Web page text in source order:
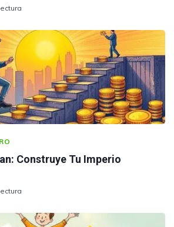
Construye Tu Imperio